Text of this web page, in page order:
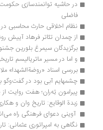
فاضلی
نظام اخلاقی حارث محاسبی
از چمدان تئاتر فرهاد آییش
برگزیدگان سیمرغ بلورین
و اما در مسیر ماتریالیسم
بررسی اسناد «روضةالشهدا»
چشمهایم آبی بود در گفت‌وگو
پیرامون تِه‌ران؛ هفت روایت
زبدة الوقایع: تاریخ وان و هکاری در
آوینی دعوای فرهنگی راه